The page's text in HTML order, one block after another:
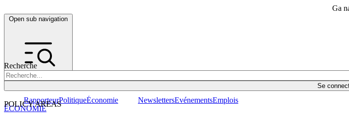
Ga
Open sub navigation
Recherche
Se
POLICY AREAS
RapporteurPolitiqueÉconomie NewslettersEvénementsEmplois
ÉCONOMIE